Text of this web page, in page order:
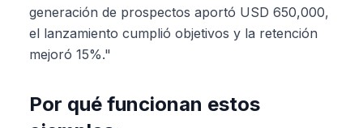
generación de prospectos aportó USD 650,000,
el lanzamiento cumplió objetivos y la retención
mejoró 15%."
Por qué funcionan estos